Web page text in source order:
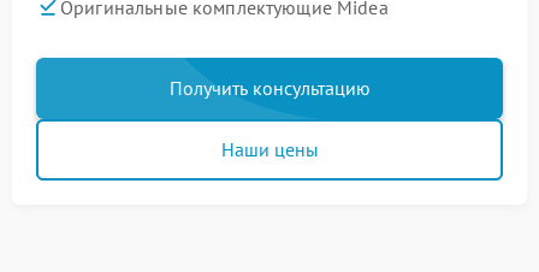
Оригинальные комплектующие Midea
Получить консультацию
Наши цены